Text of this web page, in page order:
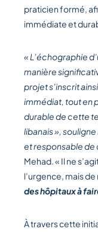
praticien formé,
immédiate et
« L’échographie
manière
projet s’inscrit
immédiat, tout en
durable de cette
libanais »,
et responsable de
Mehad. « Il ne
l’urgence, mais
des hôpitaux à
À travers cette